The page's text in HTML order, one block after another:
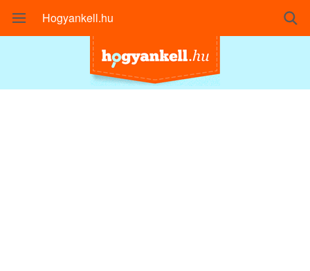
Hogyankell.hu